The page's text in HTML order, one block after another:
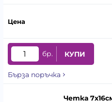
бр. КУПИ
Бърза поръчка
Четка